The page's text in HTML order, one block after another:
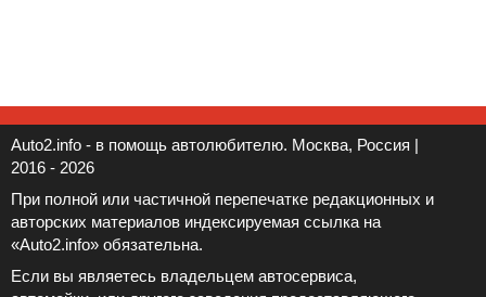
Auto2.info - в помощь автолюбителю. Москва, Россия |
2016 - 2026
При полной или частичной перепечатке редакционных и
авторских материалов индексируемая ссылка на
«Auto2.info» обязательна.
Если вы являетесь владельцем автосервиса,